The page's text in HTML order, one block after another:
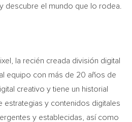
descubre el mundo que lo rodea.
la recién creada división digital
equipo con más de 20 años de
creativo y tiene un historial
estrategias y contenidos digitales
y establecidas, así como